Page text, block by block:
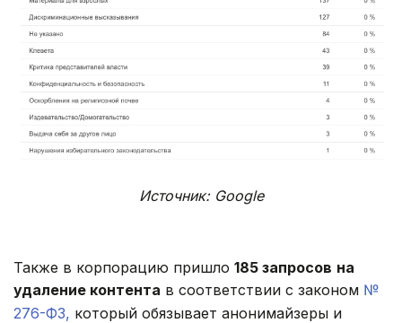
Источник: Google
Также в корпорацию пришло 185 запросов на
удаление контента в соответствии с законом №
276-ФЗ, который обязывает анонимайзеры и